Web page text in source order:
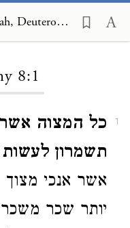
Toledot Yitzchak on Torah, Deuteronomy 8:1
8:1
1
כל המצוה אשר
תשמרון לעשות
אשר אנכי מצוך
יותר שכר